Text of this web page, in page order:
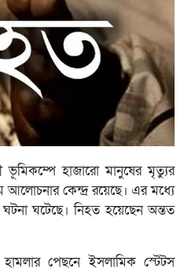
ভূমিকম্পে হাজারো মানুষের মৃত্যুর
আলোচনার কেন্দ্র রয়েছে। এর মধ্যে
ঘটনা ঘটেছে। নিহত হয়েছেন অন্তত
পেছনে ইসলামিক স্টেটস